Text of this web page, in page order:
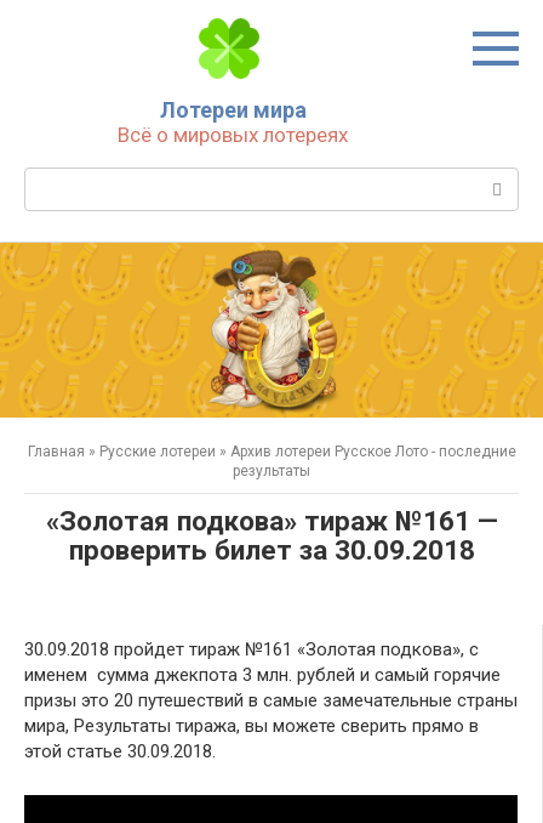
Лотереи мира
Всё о мировых лотереях
Поиск:
Главная » Русские лотереи » Архив лотереи Русское Лото - последние
результаты
«Золотая подкова» тираж №161 —
проверить билет за 30.09.2018
30.09.2018 пройдет тираж №161 «Золотая подкова», с
именем сумма джекпота 3 млн. рублей и самый горячие
призы это 20 путешествий в самые замечательные страны
мира, Результаты тиража, вы можете сверить прямо в
этой статье 30.09.2018.